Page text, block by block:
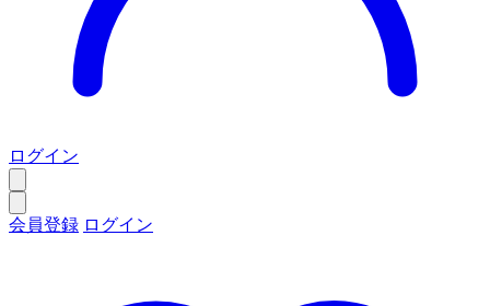
ログイン
会員登録 ログイン